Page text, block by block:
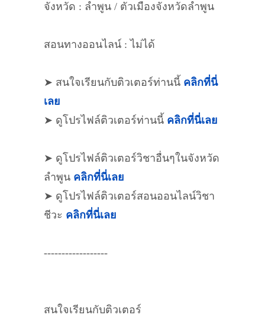
จังหวัด : ลำพูน / ตัวเมืองจังหวัดลำพูน
สอนทางออนไลน์ : ไม่ได้
➤ สนใจเรียนกับติวเตอร์ท่านนี้ คลิกที่นี่
เลย
➤ ดูโปรไฟล์ติวเตอร์ท่านนี้ คลิกที่นี่เลย
➤ ดูโปรไฟล์ติวเตอร์วิชาอื่นๆในจังหวัด
ลำพูน คลิกที่นี่เลย
➤ ดูโปรไฟล์ติวเตอร์สอนออนไลน์วิชา
ชีวะ คลิกที่นี่เลย
------------------
สนใจเรียนกับติวเตอร์